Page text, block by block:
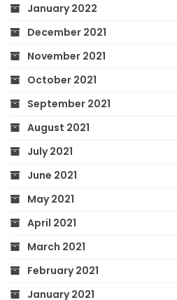
January 2022
December 2021
November 2021
October 2021
September 2021
August 2021
July 2021
June 2021
May 2021
April 2021
March 2021
February 2021
January 2021